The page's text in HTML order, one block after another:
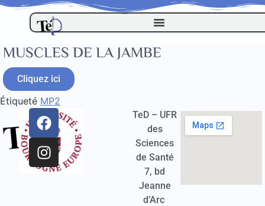
MUSCLES DE LA JAMBE
Cliquez ici
Étiqueté MP2
TeD – UFR
des
Sciences
de Santé
7, bd
Jeanne
d’Arc